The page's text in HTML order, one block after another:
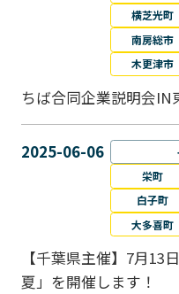
横芝光町
南房総市
木更津市
ちば合同企業説明会IN
2025-06-06
栄町
白子町
大多喜町
【千葉県主催】7月13
夏」を開催します！